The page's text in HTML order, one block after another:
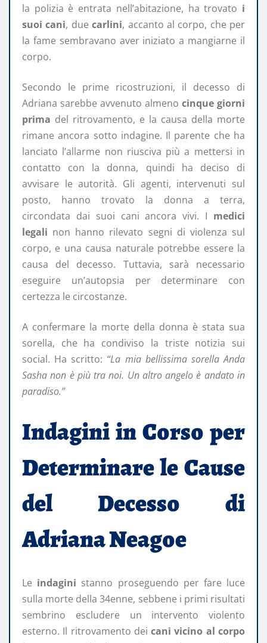
la polizia è entrata nell’abitazione, ha trovato i
suoi cani, duecarlini, accanto al corpo, che per
la fame sembravano aver iniziato a mangiarne il
corpo.
Secondo le prime ricostruzioni, il decesso di
Adriana sarebbe avvenuto almeno cinque giorni
prima del ritrovamento, e la causa della morte
rimane ancora sotto indagine. Il parente che ha
lanciato l’allarme non riusciva più a mettersi in
contatto con la donna, quindi ha deciso di
avvisare le autorità. Gli agenti, intervenuti sul
posto, hanno trovato la donna a terra,
circondata dai suoi cani ancora vivi. I medici
legali non hanno rilevato segni di violenza sul
corpo, e una causa naturale potrebbe essere la
causa del decesso. Tuttavia, sarà necessario
eseguire un’autopsia per determinare con
certezza le circostanze.
A confermare la morte della donna è stata sua
sorella, che ha condiviso la triste notizia sui
social. Ha scritto: “La mia bellissima sorella Anda
Sasha non è più tra noi. Un altro angelo è andato in
paradiso.”
Indagini in Corso per
Determinare le Cause
del Decesso di
Adriana Neagoe
Le indagini stanno proseguendo per fare luce
sulla morte della 34enne, sebbene i primi risultati
sembrino escludere un intervento violento
esterno. Il ritrovamento deicani vicino al corpo